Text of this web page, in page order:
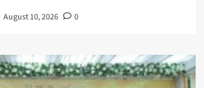
August 10, 2026 0